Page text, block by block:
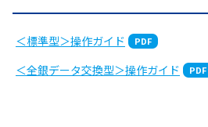
＜標準型＞操作ガイド
＜全銀データ交換型＞操作ガイド